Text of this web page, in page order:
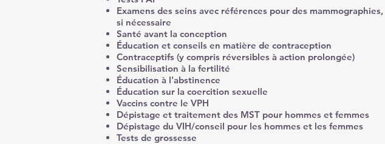
Examens des seins avec références pour des mammographies,
si nécessaire
Santé avant la conception
Éducation et conseils en matière de contraception
Contraceptifs (y compris réversibles à action prolongée)
Sensibilisation à la fertilité
Éducation à l'abstinence
Éducation sur la coercition sexuelle
Vaccins contre le VPH
Dépistage et traitement des MST pour hommes et femmes
Dépistage du VIH/conseil pour les hommes et les femmes
Tests de grossesse